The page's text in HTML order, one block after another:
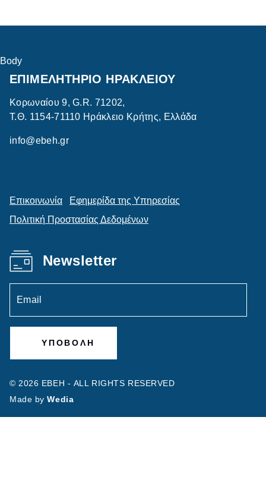
Body
ΕΠΙΜΕΛΗΤΗΡΙΟ ΗΡΑΚΛΕΙΟΥ
Κορωναίου 9, G.R. 71202,
Τ.Θ. 1154-71110 Ηράκλειο Κρήτης, Ελλάδα
info@ebeh.gr
Επικοινωνία
Εφημερίδα της Υπηρεσίας
Πολιτική Προστασίας Δεδομένων
Newsletter
© 2026 ΕΒΕΗ - ALL RIGHTS RESERVED
Made byWedia